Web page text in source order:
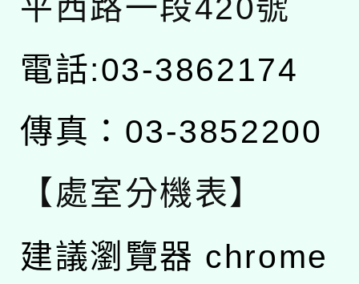
平西路一段420號
電話:03-3862174
傳真：03-3852200
【處室分機表】
建議瀏覽器 chrome